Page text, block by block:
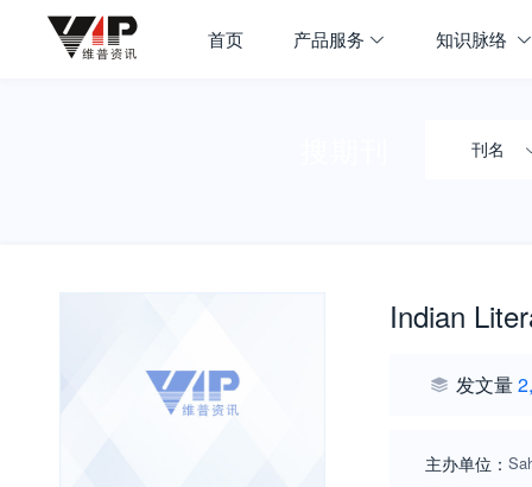
首页 产品服务 知识脉络
刊名
Indian
发文量
主办单位：